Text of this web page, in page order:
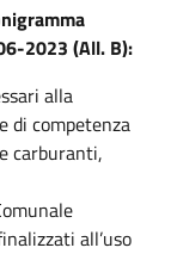
2023 (All. B):
alla
di competenza
carburanti,
all’uso